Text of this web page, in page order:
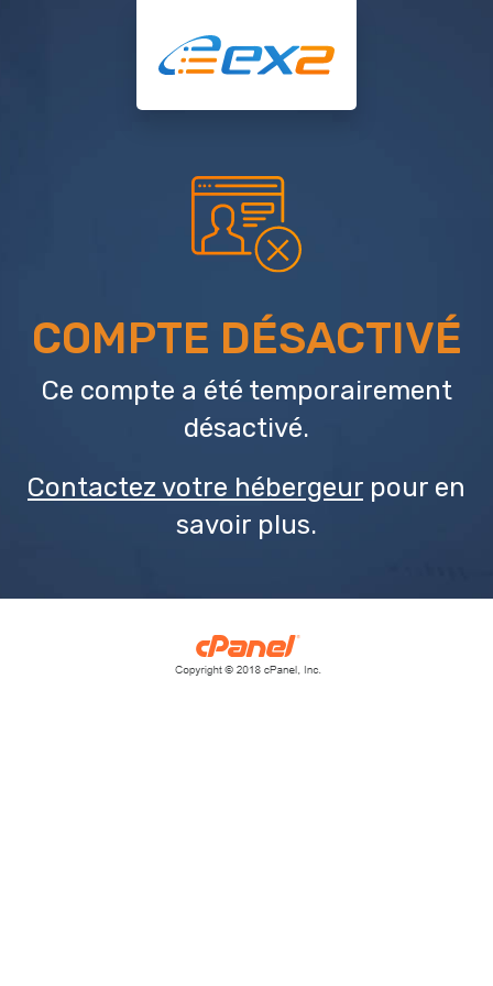
COMPTE DÉSACTIVÉ
Ce compte a été temporairement
désactivé.
Contactez votre hébergeur pour en
savoir plus.